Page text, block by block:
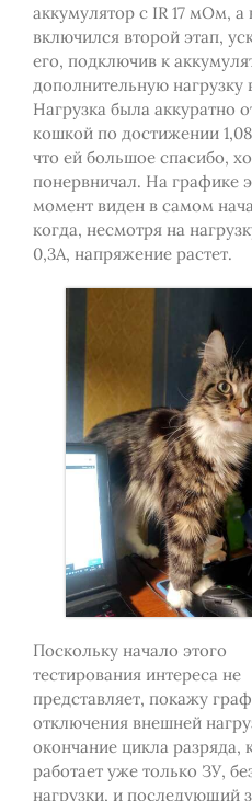
аккумулятор с IR 17 мОм, а
включился второй этап,
его, подключив к
дополнительную нагрузку
Нагрузка была аккуратно
кошкой по достижении
что ей большое спасибо,
понервничал. На графике
момент виден в самом
когда, несмотря на
0,3А, напряжение растет.
Поскольку начало этого
тестирования интереса не
представляет, покажу
отключения внешней
окончание цикла разряда,
работает уже только ЗУ,
нагрузки, и последующий